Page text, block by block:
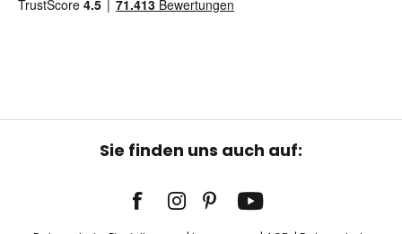
Sie finden uns auch auf: